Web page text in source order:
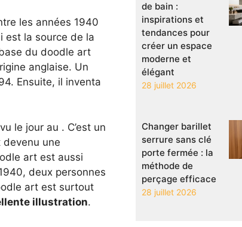
les années 1940
est la source de la
du doodle art
anglaise. Un
Ensuite, il inventa
le jour au . C’est un
une
art est aussi
deux personnes
art est surtout
illustration.
de bain :
inspirations et
tendances pour
créer un espace
moderne et
élégant
28 juillet 2026
Changer barillet
serrure sans clé
porte fermée : la
méthode de
perçage efficace
28 juillet 2026